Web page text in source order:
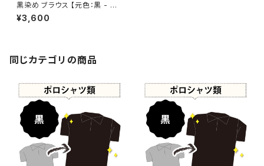
黒染め ブラウス 【元色：黒 - 色
あせあり】 -染め直し[漆黒 - Bl
ack]401-0072
¥3,600
同じカテゴリの商品